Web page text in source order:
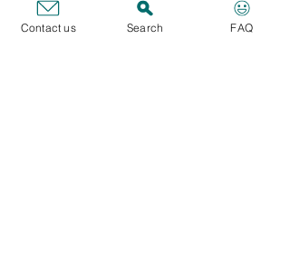
Contact us Search FAQ